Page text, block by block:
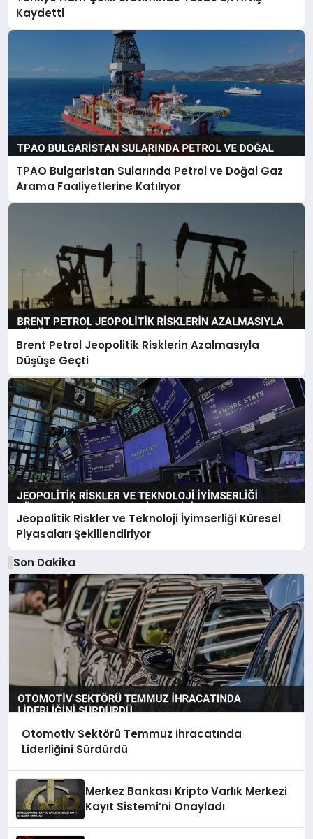
Kaydetti
TPAO Bulgaristan Sularında Petrol ve Doğal Gaz
Arama Faaliyetlerine Katılıyor
Brent Petrol Jeopolitik Risklerin Azalmasıyla
Düşüşe Geçti
Jeopolitik Riskler ve Teknoloji İyimserliği Küresel
Piyasaları Şekillendiriyor
Son Dakika
Otomotiv Sektörü Temmuz İhracatında
Liderliğini Sürdürdü
Merkez Bankası Kripto Varlık Merkezi
Kayıt Sistemi’ni Onayladı